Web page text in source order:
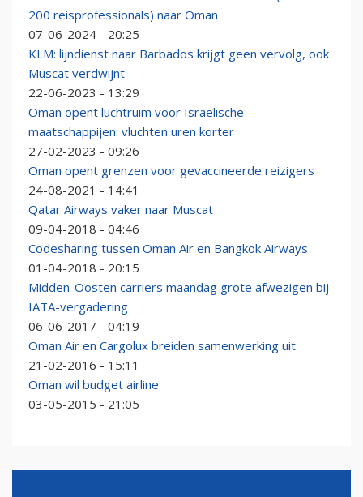
200 reisprofessionals) naar Oman
07-06-2024 - 20:25
KLM: lijndienst naar Barbados krijgt geen vervolg, ook
Muscat verdwijnt
22-06-2023 - 13:29
Oman opent luchtruim voor Israëlische
maatschappijen: vluchten uren korter
27-02-2023 - 09:26
Oman opent grenzen voor gevaccineerde reizigers
24-08-2021 - 14:41
Qatar Airways vaker naar Muscat
09-04-2018 - 04:46
Codesharing tussen Oman Air en Bangkok Airways
01-04-2018 - 20:15
Midden-Oosten carriers maandag grote afwezigen bij
IATA-vergadering
06-06-2017 - 04:19
Oman Air en Cargolux breiden samenwerking uit
21-02-2016 - 15:11
Oman wil budget airline
03-05-2015 - 21:05